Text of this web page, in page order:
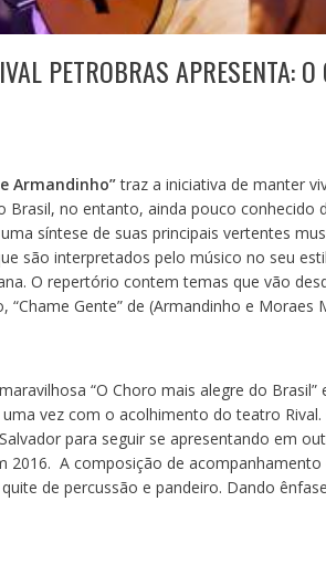
PETROBRAS APRESENTA:
Armandinho”traz a iniciativa de manter
Brasil, no entanto, ainda pouco conhecido
síntese de suas principais vertentes
são interpretados pelo músico no seu
O repertório contem temas que vão
“Chame Gente” de (Armandinho e Moraes
“O Choro mais alegre do
vez com o acolhimento do teatro
para seguir se apresentando em
2016. A composição de
de percussão e pandeiro. Dando